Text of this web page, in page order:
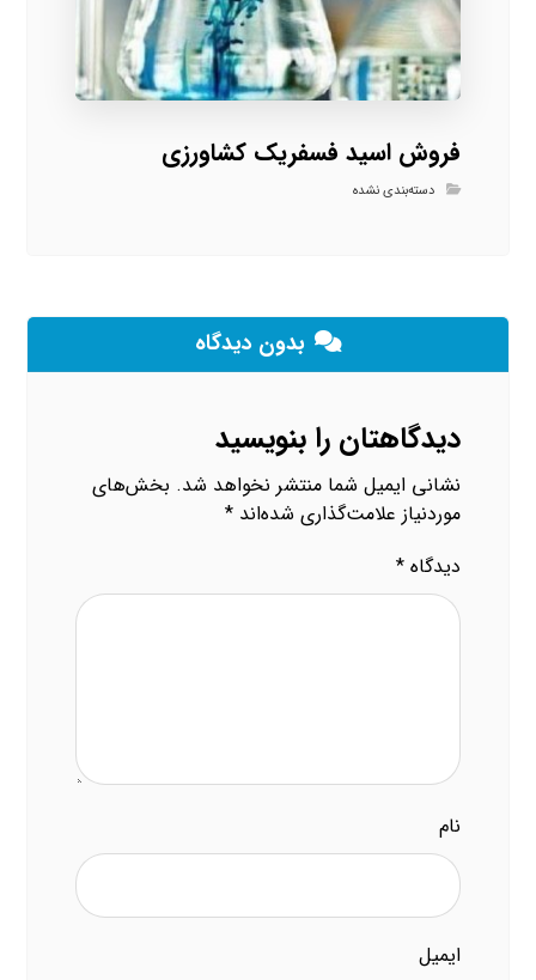
فروش اسید فسفریک کشاورزی
دسته‌بندی نشده
بدون دیدگاه
دیدگاهتان را بنویسید
نشانی ایمیل شما منتشر نخواهد شد. بخش‌های
موردنیاز علامت‌گذاری شده‌اند*
دیدگاه*
نام
ایمیل